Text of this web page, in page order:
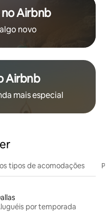
Airbnb
novo
Airbnb
mais especial
tipos de acomodações
por temporada